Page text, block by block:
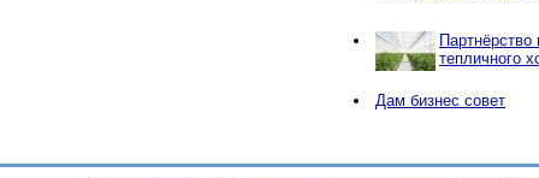
Партнёрство
тепличного
Дам бизнес совет